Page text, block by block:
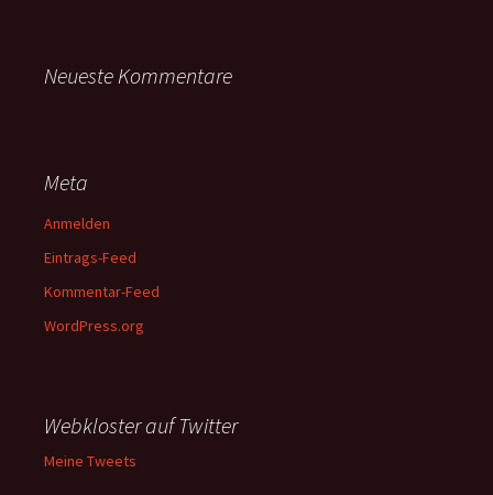
Neueste Kommentare
Meta
Anmelden
Eintrags-Feed
Kommentar-Feed
WordPress.org
Webkloster auf Twitter
Meine Tweets